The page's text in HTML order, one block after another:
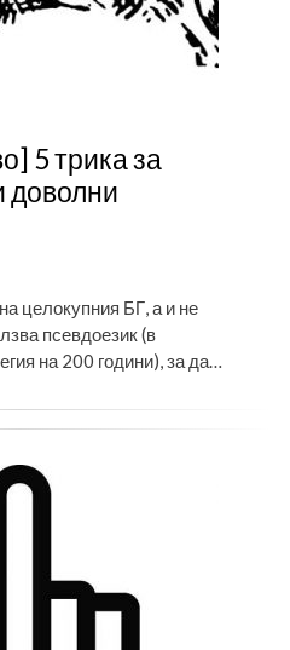
5 трика за
доволни
целокупния БГ, а и не
псевдоезик (в
на 200 години), за да…